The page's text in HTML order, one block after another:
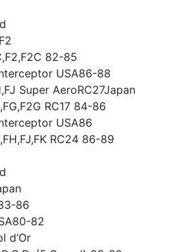
82-85
USA86-88
Super AeroRC27Japan
RC17 84-86
USA86
RC24 86-89
86
82
d’Or